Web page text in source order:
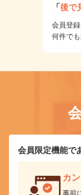
「後で
会員登録
何件でも
会員限定機能で
カ